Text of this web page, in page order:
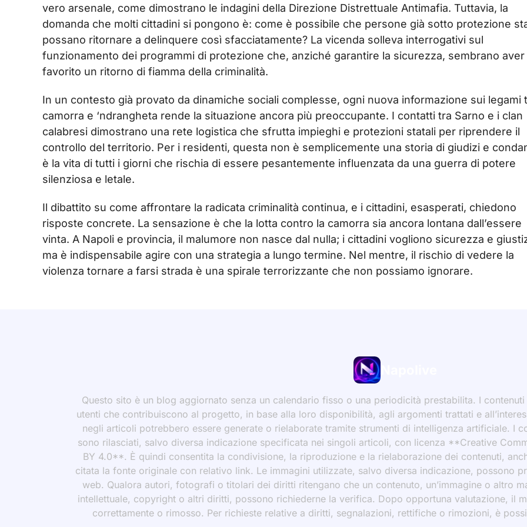
vero arsenale, come dimostrano le indagini della Direzione Distrettuale Antimafia. Tuttavia, la
domanda che molti cittadini si pongono è: come è possibile che persone già sotto protezione
possano ritornare a delinquere così sfacciatamente? La vicenda solleva interrogativi sul
funzionamento dei programmi di protezione che, anziché garantire la sicurezza, sembrano aver
favorito un ritorno di fiamma della criminalità.
In un contesto già provato da dinamiche sociali complesse, ogni nuova informazione sui legami
camorra e ‘ndrangheta rende la situazione ancora più preoccupante. I contatti tra Sarno e i clan
calabresi dimostrano una rete logistica che sfrutta impieghi e protezioni statali per riprendere il
controllo del territorio. Per i residenti, questa non è semplicemente una storia di giudizi e
è la vita di tutti i giorni che rischia di essere pesantemente influenzata da una guerra di potere
silenziosa e letale.
Il dibattito su come affrontare la radicata criminalità continua, e i cittadini, esasperati, chiedono
risposte concrete. La sensazione è che la lotta contro la camorra sia ancora lontana dall’essere
vinta. A Napoli e provincia, il malumore non nasce dal nulla; i cittadini vogliono sicurezza e
ma è indispensabile agire con una strategia a lungo termine. Nel mentre, il rischio di vedere la
violenza tornare a farsi strada è una spirale terrorizzante che non possiamo ignorare.
Questo sito è un blog aggiornato senza un calendario fisso o una periodicità prestabilita. I
utenti che contribuiscono al progetto, in base alla loro disponibilità, agli argomenti trattati e
negli articoli potrebbero essere generate o rielaborate tramite strumenti di intelligenza artificiale. I
sono rilasciati, salvo diversa indicazione specificata nei singoli articoli, con licenza **Creative
BY 4.0**. È quindi consentita la condivisione, la riproduzione e la rielaborazione dei contenuti,
citata la fonte originale con relativo link. Le immagini utilizzate, salvo diversa indicazione, possono
web. Qualora autori, fotografi o titolari dei diritti ritengano che un contenuto, un’immagine o altro
intellettuale, copyright o altri diritti, possono richiederne la verifica. Dopo opportuna valutazione, il
correttamente o rimosso. Per richieste relative a diritti, segnalazioni, rettifiche o rimozioni, è